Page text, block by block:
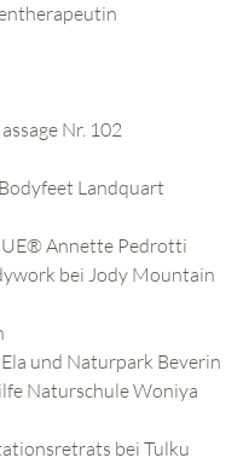
Nr. 102
Landquart
Annette Pedrotti
bei Jody Mountain
und Naturpark Beverin
Naturschule Woniya
bei Tulku